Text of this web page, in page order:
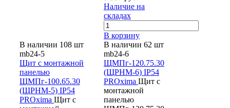
Наличие на
складах
В корзину
В наличии 108 шт
mb24-5
Щит с монтажной
панелью
ЩМПг-100.65.30
(ЩРНМ-5) IP54
PROxima Щит с
В наличии 62 шт
mb24-6
ЩМПг-120.75.30
(ЩРНМ-6) IP54
PROxima Щит с
монтажной
панелью